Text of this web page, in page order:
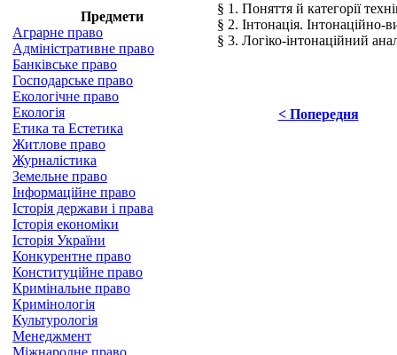
Предмети
Аграрне право
Адміністративне право
Банківське право
Господарське право
Екологічне право
Екологія
Етика та Естетика
Житлове право
Журналістика
Земельне право
Інформаційне право
Історія держави і права
Історія економіки
Історія України
Конкурентне право
Конституційне право
Кримінальне право
Кримінологія
Культурологія
Менеджмент
Міжнародне право
§ 1. Поняття й категорії
§ 2. Інтонація. Інтонаційно-
§ 3. Логіко-інтонаційний
< Попередня